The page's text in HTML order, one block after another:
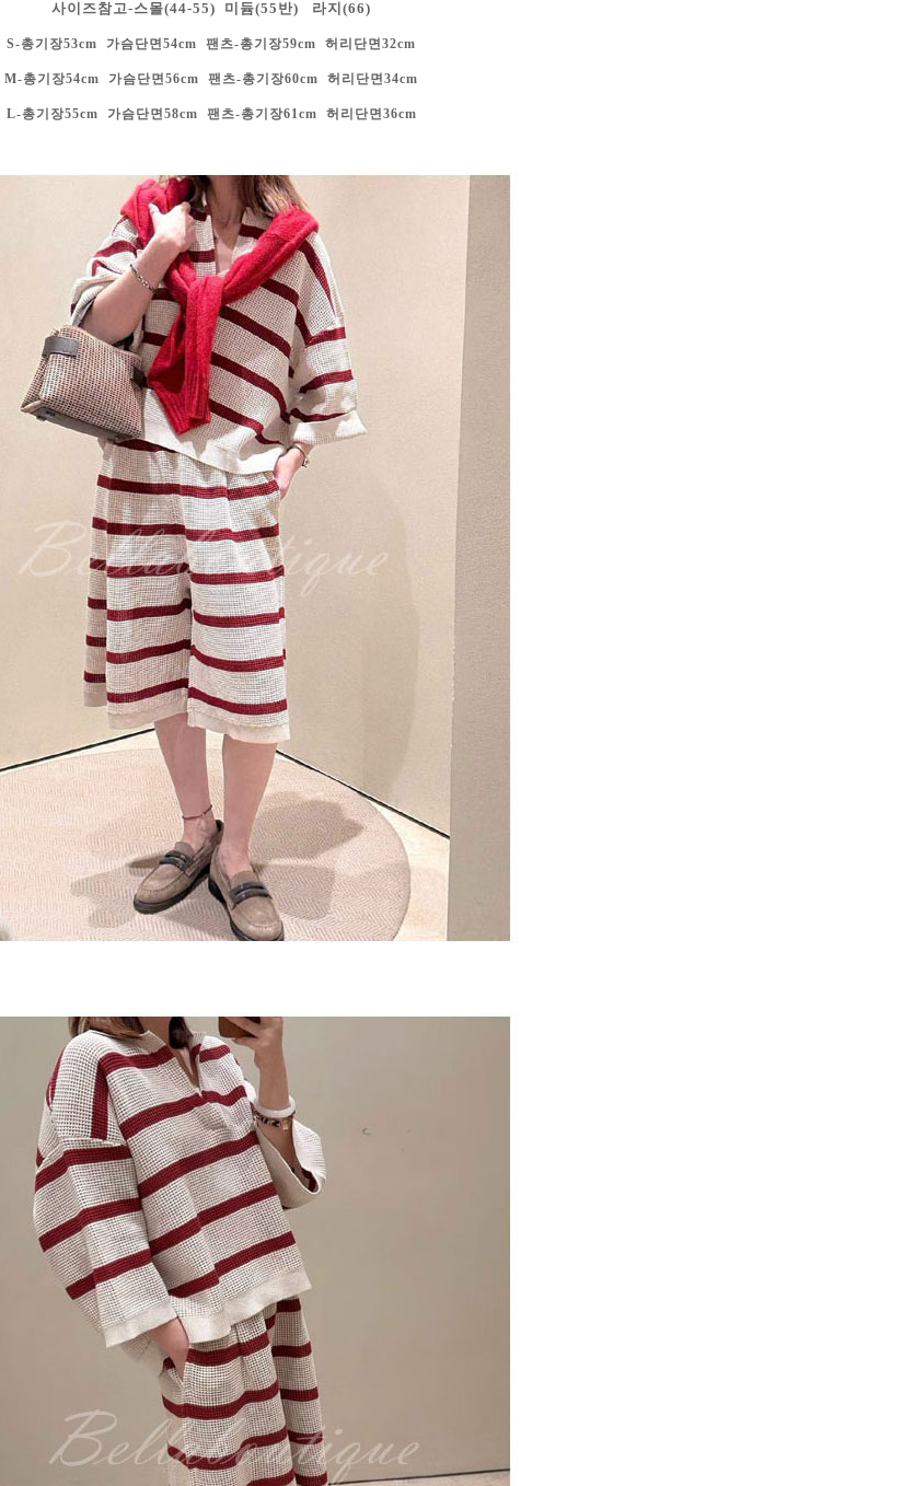
사이즈참고-스몰(44-55) 미듐(55반) 라지(66)
S-총기장53cm 가슴단면54cm 팬츠-총기장59cm 허리단면32cm
M-총기장54cm 가슴단면56cm 팬츠-총기장60cm 허리단면34cm
L-총기장55cm 가슴단면58cm 팬츠-총기장61cm 허리단면36cm